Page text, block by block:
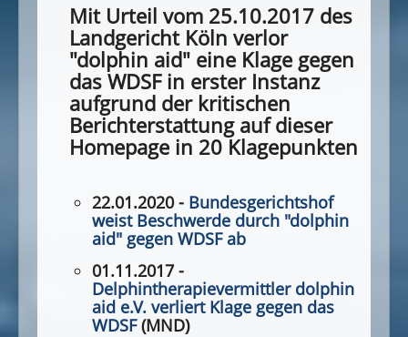
Mit Urteil vom 25.10.2017 des
Landgericht Köln verlor
"dolphin aid" eine Klage gegen
das WDSF in erster Instanz
aufgrund der kritischen
Berichterstattung auf dieser
Homepage in 20 Klagepunkten
22.01.2020 - Bundesgerichtshof
weist Beschwerde durch "dolphin
aid" gegen WDSF ab
01.11.2017 -
Delphintherapievermittler dolphin
aid e.V. verliert Klage gegen das
WDSF(MND)